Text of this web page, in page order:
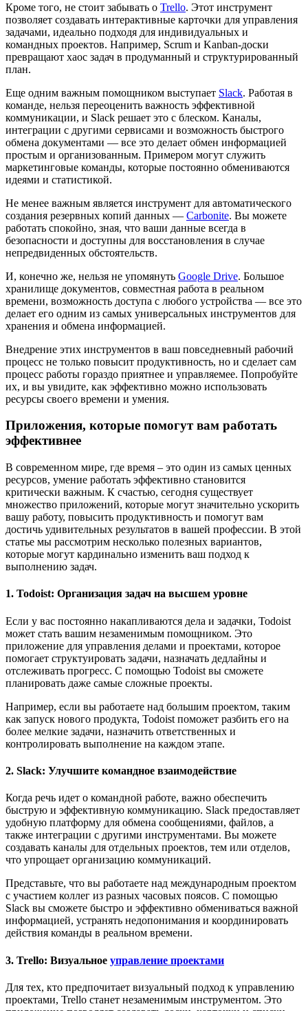
Кроме того, не стоит забывать о Trello. Этот инструмент
позволяет создавать интерактивные карточки для управления
задачами, идеально подходя для индивидуальных и
командных проектов. Например, Scrum и Kanban-доски
превращают хаос задач в продуманный и структурированный
план.
Еще одним важным помощником выступает Slack. Работая в
команде, нельзя переоценить важность эффективной
коммуникации, и Slack решает это с блеском. Каналы,
интеграции с другими сервисами и возможность быстрого
обмена документами — все это делает обмен информацией
простым и организованным. Примером могут служить
маркетинговые команды, которые постоянно обмениваются
идеями и статистикой.
Не менее важным является инструмент для автоматического
создания резервных копий данных — Carbonite. Вы можете
работать спокойно, зная, что ваши данные всегда в
безопасности и доступны для восстановления в случае
непредвиденных обстоятельств.
И, конечно же, нельзя не упомянуть Google Drive. Большое
хранилище документов, совместная работа в реальном
времени, возможность доступа с любого устройства — все это
делает его одним из самых универсальных инструментов для
хранения и обмена информацией.
Внедрение этих инструментов в ваш повседневный рабочий
процесс не только повысит продуктивность, но и сделает сам
процесс работы гораздо приятнее и управляемее. Попробуйте
их, и вы увидите, как эффективно можно использовать
ресурсы своего времени и умения.
Приложения, которые помогут вам работать
эффективнее
В современном мире, где время – это один из самых ценных
ресурсов, умение работать эффективно становится
критически важным. К счастью, сегодня существует
множество приложений, которые могут значительно ускорить
вашу работу, повысить продуктивность и помогут вам
достичь удивительных результатов в вашей профессии. В этой
статье мы рассмотрим несколько полезных вариантов,
которые могут кардинально изменить ваш подход к
выполнению задач.
1. Todoist: Организация задач на высшем уровне
Если у вас постоянно накапливаются дела и задачки, Todoist
может стать вашим незаменимым помощником. Это
приложение для управления делами и проектами, которое
помогает структуировать задачи, назначать дедлайны и
отслеживать прогресс. С помощью Todoist вы сможете
планировать даже самые сложные проекты.
Например, если вы работаете над большим проектом, таким
как запуск нового продукта, Todoist поможет разбить его на
более мелкие задачи, назначить ответственных и
контролировать выполнение на каждом этапе.
2. Slack: Улучшите командное взаимодействие
Когда речь идет о командной работе, важно обеспечить
быструю и эффективную коммуникацию. Slack предоставляет
удобную платформу для обмена сообщениями, файлов, а
также интеграции с другими инструментами. Вы можете
создавать каналы для отдельных проектов, тем или отделов,
что упрощает организацию коммуникаций.
Представьте, что вы работаете над международным проектом
с участием коллег из разных часовых поясов. С помощью
Slack вы сможете быстро и эффективно обмениваться важной
информацией, устранять недопонимания и координировать
действия команды в реальном времени.
3. Trello: Визуальное управление проектами
Для тех, кто предпочитает визуальный подход к управлению
проектами, Trello станет незаменимым инструментом. Это